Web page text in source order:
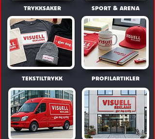
trykksaker
tekstiltrykk
sport & arena
profilartikler